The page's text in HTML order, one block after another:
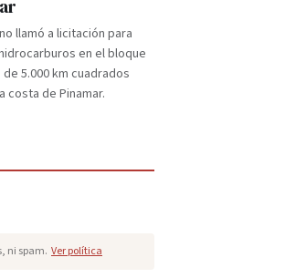
llamó a licitación para
en el bloque
de 5.000 km cuadrados
costa de Pinamar.
ni spam. Ver política